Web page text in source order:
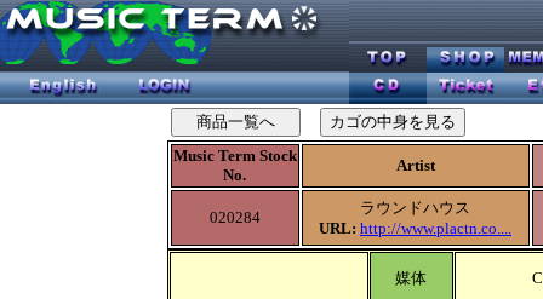
Music Term Stock
No.
Artist
020284
ラウンドハウス
URL: http://www.plactn.co....
媒体